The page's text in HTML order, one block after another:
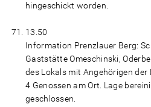
hingeschickt worden.
13.50
Information Prenzlauer Berg:
Gaststätte Omeschinski,
des Lokals mit Angehörigen der
4 Genossen am Ort. Lage
geschlossen.